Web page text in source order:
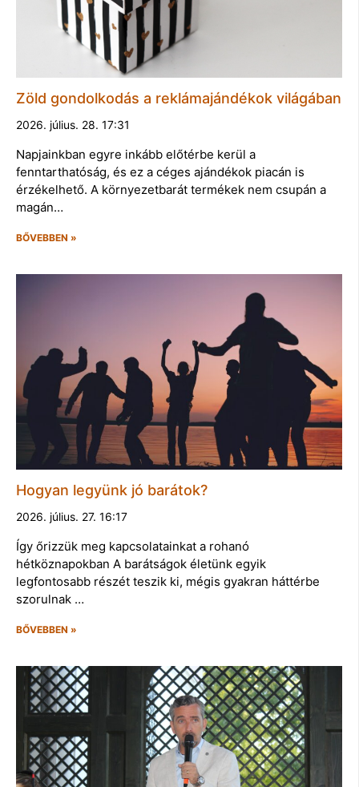
Zöld gondolkodás a reklámajándékok világában
2026. július. 28. 17:31
Napjainkban egyre inkább előtérbe kerül a
fenntarthatóság, és ez a céges ajándékok piacán is
érzékelhető. A környezetbarát termékek nem csupán a
magán…
BŐVEBBEN »
Hogyan legyünk jó barátok?
2026. július. 27. 16:17
Így őrizzük meg kapcsolatainkat a rohanó
hétköznapokban A barátságok életünk egyik
legfontosabb részét teszik ki, mégis gyakran háttérbe
szorulnak …
BŐVEBBEN »